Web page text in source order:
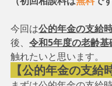
今回は公的年金の支給
後、 令和5年度の老齢基
触れたいと思います。
【公的年金の支給